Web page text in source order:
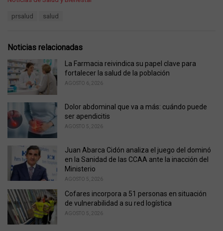
o
r
i
e
s
:
:
prsalud salud
Noticias relacionadas
La Farmacia reivindica su papel clave para
fortalecer la salud de la población
AGOSTO 6, 2026
Dolor abdominal que va a más: cuándo puede
ser apendicitis
AGOSTO 5, 2026
Juan Abarca Cidón analiza el juego del dominó
en la Sanidad de las CCAA ante la inacción del
Ministerio
AGOSTO 5, 2026
Cofares incorpora a 51 personas en situación
de vulnerabilidad a su red logística
AGOSTO 5, 2026